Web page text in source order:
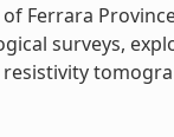
Ferrara
surveys,